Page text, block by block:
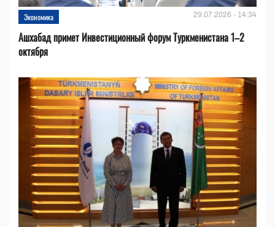
Экономика 29.07.2026 - 14:34
Ашхабад примет Инвестиционный форум Туркменистана 1–2
октября